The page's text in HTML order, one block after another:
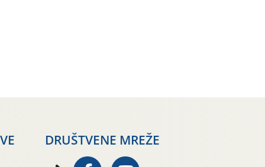
DRUŠTVENE MREŽE